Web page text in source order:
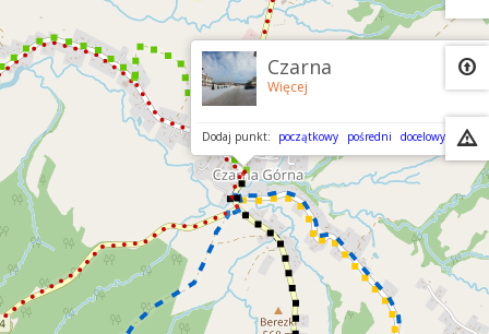
Czarna
Więcej
Dodaj punkt: początkowy pośredni docelowy